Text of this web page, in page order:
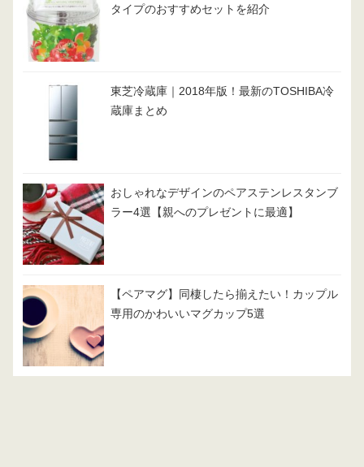
タイプのおすすめセットを紹介
東芝冷蔵庫｜2018年版！最新のTOSHIBA冷
蔵庫まとめ
おしゃれなデザインのペアステンレスタンブ
ラー4選【親へのプレゼントに最適】
【ペアマグ】同棲したら揃えたい！カップル
専用のかわいいマグカップ5選